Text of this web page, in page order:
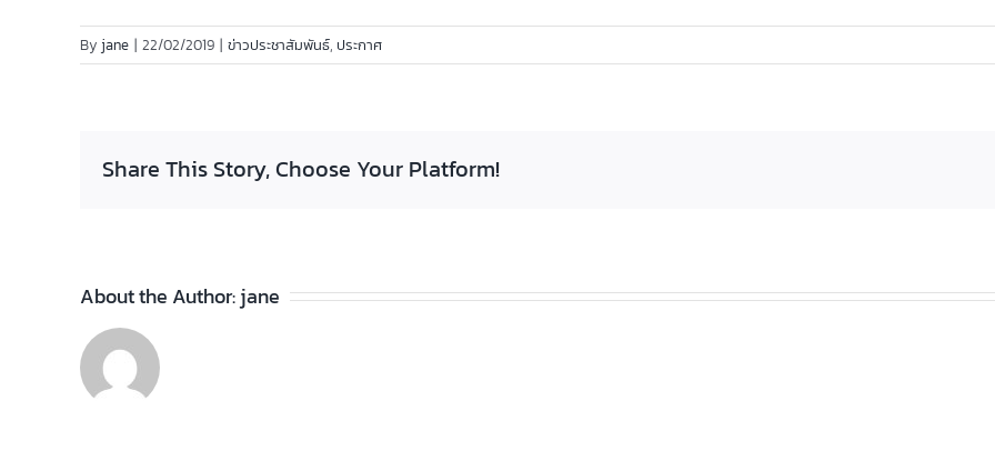
By jane | 22/02/2019 | ข่าวประชาสัมพันธ์, ประกาศ
Share This Story, Choose Your Platform!
About the Author:jane